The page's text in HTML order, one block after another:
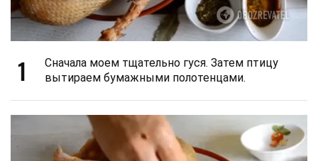
1
Сначала моем тщательно гуся. Затем птицу
вытираем бумажными полотенцами.